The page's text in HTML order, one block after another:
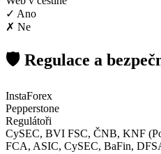
✓ Ano
✗ Ne
🛡️ Regulace a
InstaForex
Pepperstone
Regulátoři
CySEC, BVI FSC, ČNB, KNF
FCA, ASIC, CySEC, BaFin,